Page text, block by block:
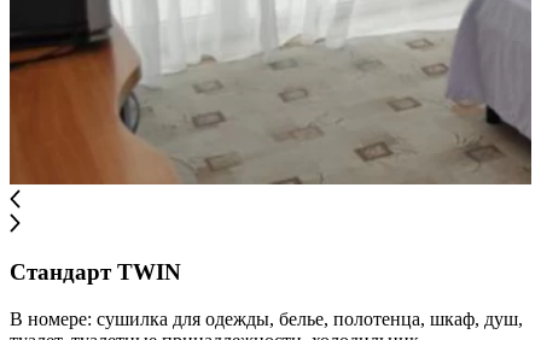
Стандарт TWIN
В номере: сушилка для одежды, белье, полотенца, шкаф, душ,